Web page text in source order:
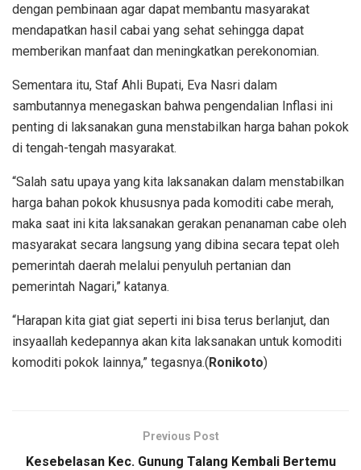
dengan pembinaan agar dapat membantu masyarakat
mendapatkan hasil cabai yang sehat sehingga dapat
memberikan manfaat dan meningkatkan perekonomian.
Sementara itu, Staf Ahli Bupati, Eva Nasri dalam
sambutannya menegaskan bahwa pengendalian Inflasi ini
penting di laksanakan guna menstabilkan harga bahan pokok
di tengah-tengah masyarakat.
“Salah satu upaya yang kita laksanakan dalam menstabilkan
harga bahan pokok khususnya pada komoditi cabe merah,
maka saat ini kita laksanakan gerakan penanaman cabe oleh
masyarakat secara langsung yang dibina secara tepat oleh
pemerintah daerah melalui penyuluh pertanian dan
pemerintah Nagari,” katanya.
“Harapan kita giat giat seperti ini bisa terus berlanjut, dan
insyaallah kedepannya akan kita laksanakan untuk komoditi
komoditi pokok lainnya,” tegasnya.(Ronikoto)
Previous Post
Kesebelasan Kec. Gunung Talang Kembali Bertemu